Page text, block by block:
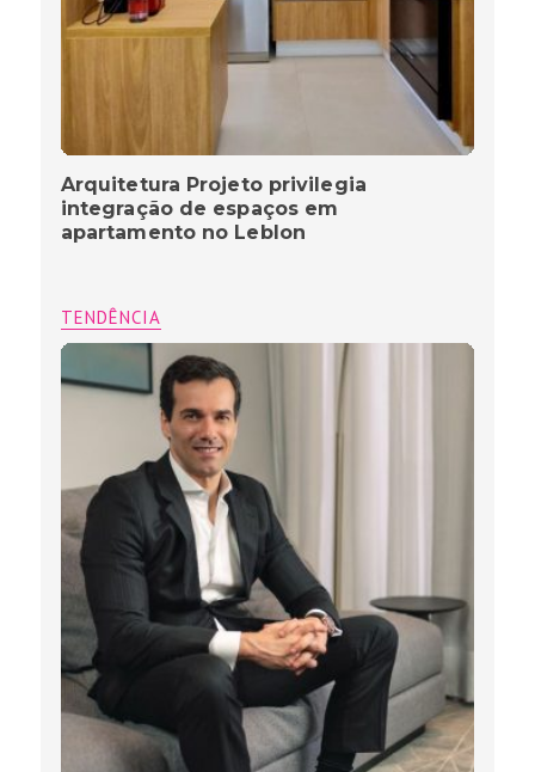
Arquitetura Projeto privilegia
integração de espaços em
apartamento no Leblon
TENDÊNCIA